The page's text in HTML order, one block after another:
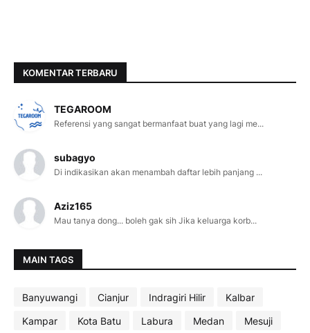
KOMENTAR TERBARU
TEGAROOM
Referensi yang sangat bermanfaat buat yang lagi me...
subagyo
Di indikasikan akan menambah daftar lebih panjang ...
Aziz165
Mau tanya dong... boleh gak sih Jika keluarga korb...
MAIN TAGS
Banyuwangi Cianjur Indragiri Hilir
Kalbar
Kampar
Kota Batu Labura Medan
Mesuji